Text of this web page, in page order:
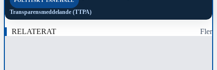
Transparensmeddelande (TTPA)
RELATERAT Fler